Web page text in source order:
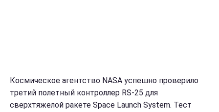
Космическое агентство NASA успешно проверило
третий полетный контроллер RS-25 для
сверхтяжелой ракете Space Launch System. Тест